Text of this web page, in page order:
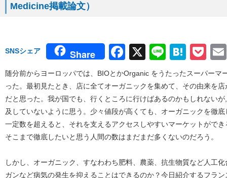
Medicine掲載論文）
SNSシェア Share Facebook
X Line
随分前からヨーロッパでは、BIOとかOrganic をうたったスーパーマ
った。最初見たとき、店に全てオーガニックを集めて、その由来を
だと思った。我が国でも、行くところに行けばあるのかもしれない
及していないように思う。少々値段が高くても、オーガニックを徹
一定数を超えると、それを支えるアクセスしやすいマーケットがで
そこまで徹底したいと思う人間の数はまだまだ多くないのだろう。
しかし、オーガニック、すなわわち肥料、農薬、抗生物質など人工
ガンなど病気の発生を抑えることはできるのか？今日紹介するフラ